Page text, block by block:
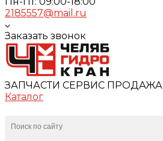
2185557@mail.ru
Заказать звонок
ЗАПЧАСТИ СЕРВИС ПРОДАЖА
Каталог